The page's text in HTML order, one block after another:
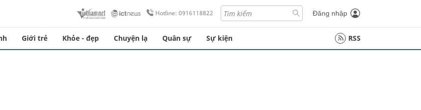
Hotline: 0916118822 Đăng nhập
Giới trẻ Khỏe - đẹp Chuyện lạ Quân sự Sự kiện RSS